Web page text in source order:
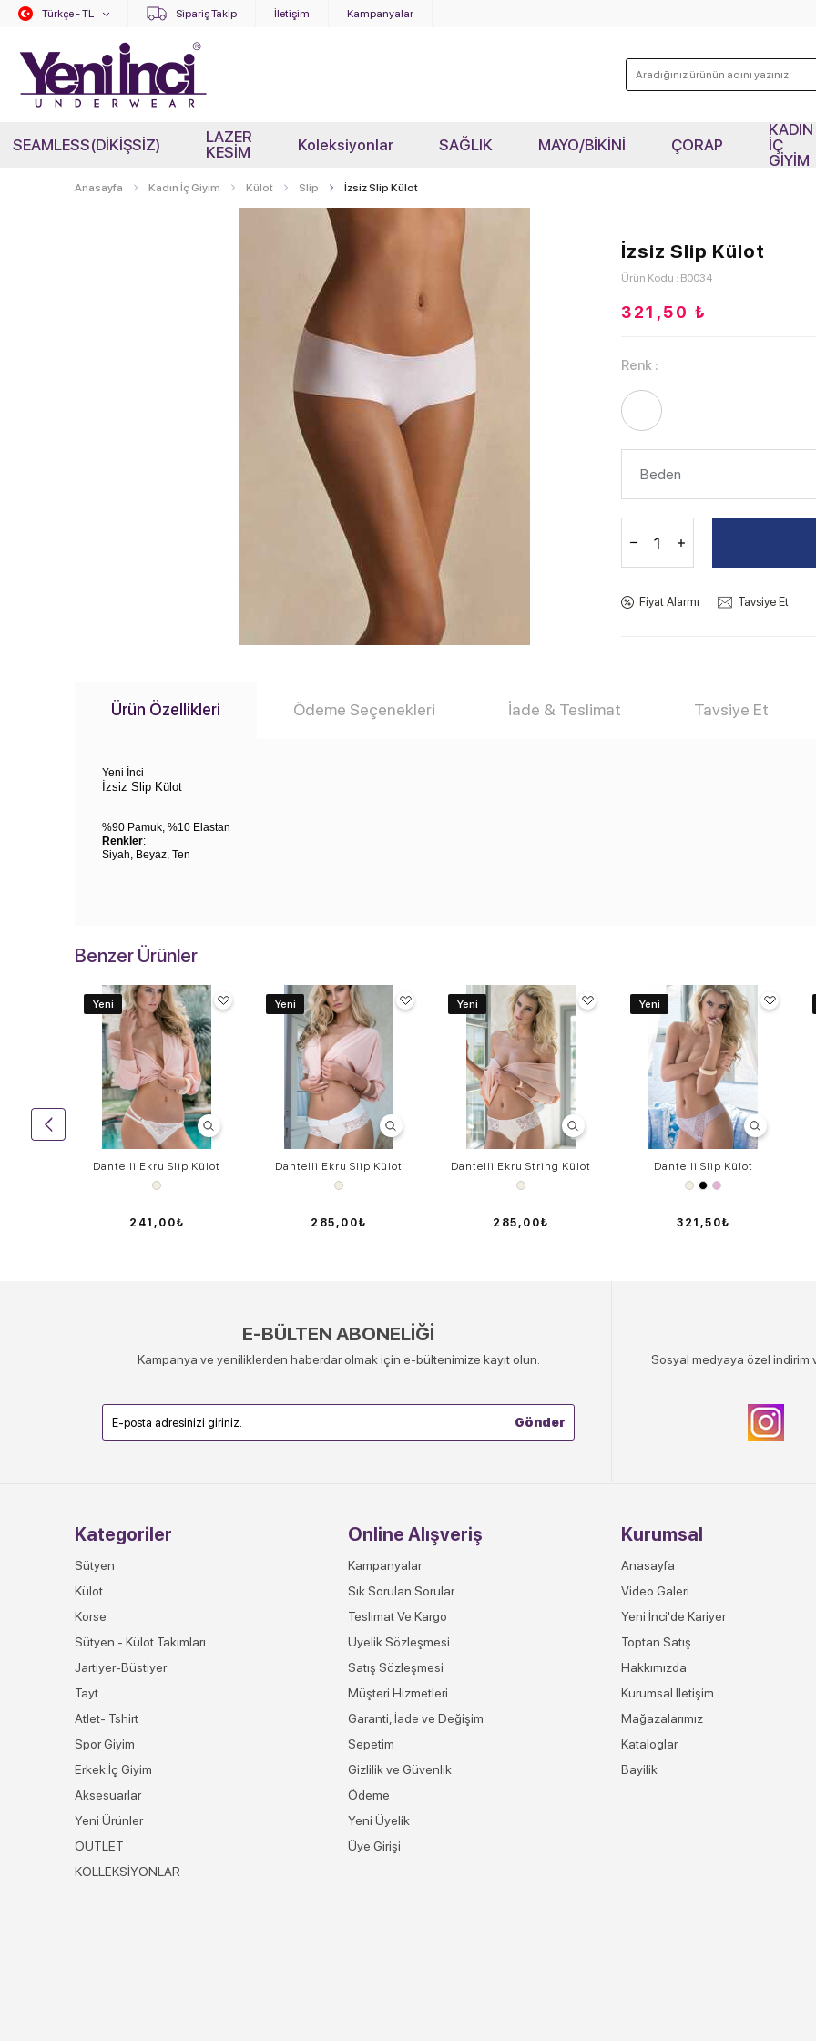
Türkçe - TL Sipariş Takip İletişim Kampanyalar
SEAMLESS(DİKİŞSİZ)
LAZER
KESİM
Koleksiyonlar SAĞLIK MAYO/BİKİNİ ÇORAP
KADIN
İÇ
GİYİM
Anasayfa Kadın İç Giyim Külot Slip İzsiz Slip Külot
İzsiz Slip Külot
Ürün Kodu : B0034
321,50 ₺
Renk :
Fiyat Alarmı Tavsiye Et
Ürün Özellikleri Ödeme Seçenekleri İade & Teslimat Tavsiye Et
Yeni İnci
İzsiz Slip Külot
%90 Pamuk, %10 Elastan
Renkler:
Siyah, Beyaz, Ten
Benzer Ürünler
Yeni
Dantelli Ekru Slip Külot
241,00₺
Yeni
Dantelli Ekru Slip Külot
285,00₺
Yeni
Dantelli Ekru String Külot
285,00₺
Yeni
Dantelli Slip Külot
321,50₺
E-BÜLTEN ABONELİĞİ
Kampanya ve yeniliklerden haberdar olmak için e-bültenimize kayıt olun. Sosyal medyaya özel indirim
Kategoriler
Sütyen
Külot
Korse
Sütyen - Külot Takımları
Jartiyer-Büstiyer
Tayt
Atlet- Tshirt
Spor Giyim
Erkek İç Giyim
Aksesuarlar
Yeni Ürünler
OUTLET
KOLLEKSİYONLAR
Online Alışveriş
Kampanyalar
Sık Sorulan Sorular
Teslimat Ve Kargo
Üyelik Sözleşmesi
Satış Sözleşmesi
Müşteri Hizmetleri
Garanti, İade ve Değişim
Sepetim
Gizlilik ve Güvenlik
Ödeme
Yeni Üyelik
Üye Girişi
Kurumsal
Anasayfa
Video Galeri
Yeni İnci'de Kariyer
Toptan Satış
Hakkımızda
Kurumsal İletişim
Mağazalarımız
Kataloglar
Bayilik